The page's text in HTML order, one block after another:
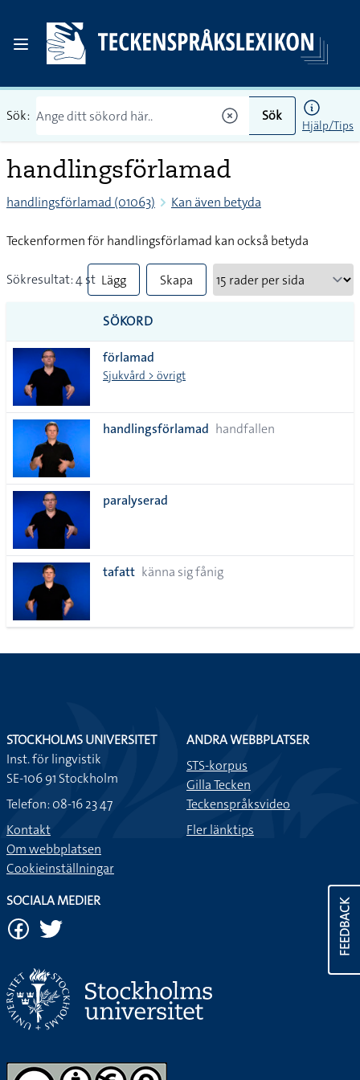
Sök: Sök
Hjälp/Tips
handlingsförlamad
handlingsförlamad (01063) Kan även betyda
Teckenformen för handlingsförlamad kan också betyda
Sökresultat: 4 st Lägg
till
alla i
lista
Skapa
SÖKORD
förlamad
Sjukvård > övrigt
handlingsförlamad handfallen
paralyserad
tafatt känna sig fånig
FEEDBACK
STOCKHOLMS UNIVERSITET
Inst. för lingvistik
SE-106 91 Stockholm
Telefon: 08-16 23 47
Kontakt
Om webbplatsen
Cookieinställningar
ANDRA WEBBPLATSER
STS-korpus
Gilla Tecken
Teckenspråksvideo
Fler länktips
SOCIALA MEDIER